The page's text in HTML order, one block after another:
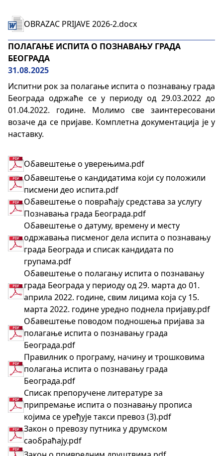
OBRAZAC PRIJAVE 2026-2.docx
ПОЛАГАЊЕ ИСПИТА О ПОЗНАВАЊУ ГРАДА
БЕОГРАДА
31.08.2025
Испитни рок за полагање испита о познавању града
Београда одржаће се у периоду од 29.03.2022 до
01.04.2022. године. Молимо све заинтересовани
возаче да се пријаве. Комплетна документација је у
наставку.
Обавештење о уверењима.pdf
Обавештење о кандидатима који су положили
писмени део испита.pdf
Обавештење о повраћају средстава за услугу
Познавања града Београда.pdf
Обавештење о датуму, времену и месту
одржавања писменог дела испита о познавању
града Београда и списак кандидата по
групама.pdf
Обавештење o полагању испита о познавању
града Београда у периоду од 29. марта до 01.
априла 2022. године, свим лицима која су 15.
марта 2022. године уредно поднела пријаву.pdf
Обавештење поводом подношења пријава за
полагање испита о познавању града
Београда.pdf
Правилник о програму, начину и трошковима
полагања испита о познавању града
Београда.pdf
Списак препоручене литературе за
припремање испита о познавању прописа
којима се уређује такси превоз (3).pdf
Закон о превозу путника у друмском
саобраћају.pdf